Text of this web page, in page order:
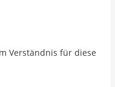
Verständnis für diese